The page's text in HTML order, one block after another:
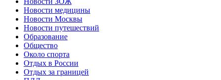
Новости медицины
Новости Москвы
Новости путешествий
Образование
Общество
Около спорта
Отдых в России
Отдых за границей